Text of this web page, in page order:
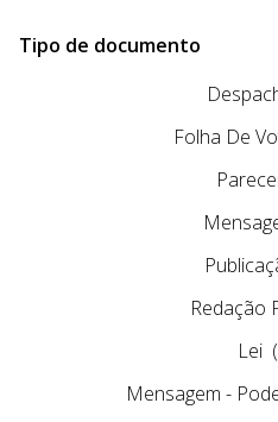
Tipo de documento
Folha De
Redação
Lei
Mensagem -